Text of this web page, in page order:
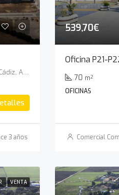
Polígono Industrial "El Olivar", Barbate, La Janda, Cádiz, Andalucía, España
3 años
539,70€
Oficina P21-
70 m²
OFICINAS
Comercial
VENTA